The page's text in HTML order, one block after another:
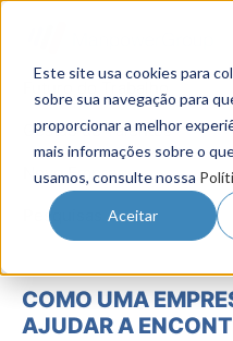
Este site usa cookies para
sobre sua navegação para
proporcionar a melhor
mais informações sobre o
usamos, consulte nossa
Aceitar
Gestão de Talentos
Novo Emprego
Pesquisas
COMO UMA
AJUDAR A